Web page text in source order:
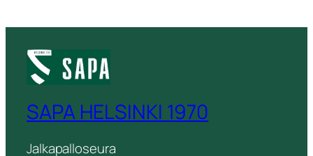
SAPA HELSINKI 1970
Jalkapalloseura